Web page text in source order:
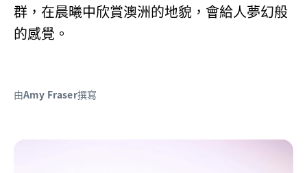
群，在晨曦中欣賞澳洲的地貌，會給人夢幻般
的感覺。
由Amy Fraser撰寫